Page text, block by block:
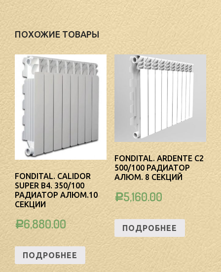
ПОХОЖИЕ ТОВАРЫ
FONDITAL. CALIDOR
SUPER B4. 350/100
РАДИАТОР АЛЮМ.10
СЕКЦИИ
Р6,880.00
ПОДРОБНЕЕ
FONDITAL. ARDENTE C2
500/100 РАДИАТОР
АЛЮМ. 8 СЕКЦИЙ
Р5,160.00
ПОДРОБНЕЕ